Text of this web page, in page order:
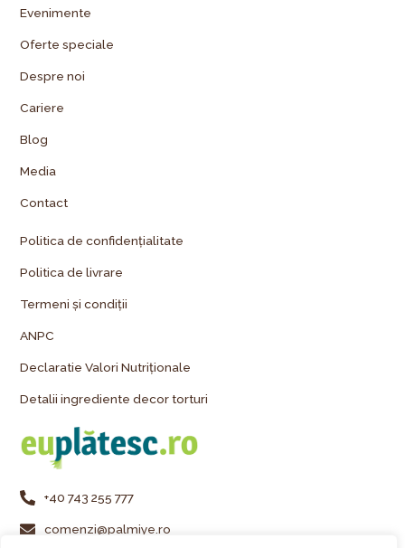
Evenimente
Oferte speciale
Despre noi
Cariere
Blog
Media
Contact
Politica de confidențialitate
Politica de livrare
Termeni și condiții
ANPC
Declaratie Valori Nutriționale
Detalii ingrediente decor torturi
+40 743 255 777
comenzi@palmiye.ro